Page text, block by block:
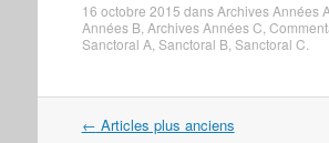
16 octobre 2015 dansArchives Années
Années B, Archives Années C
Sanctoral A, Sanctoral B, Sanctoral C
Navigation
← Articles plus anciens